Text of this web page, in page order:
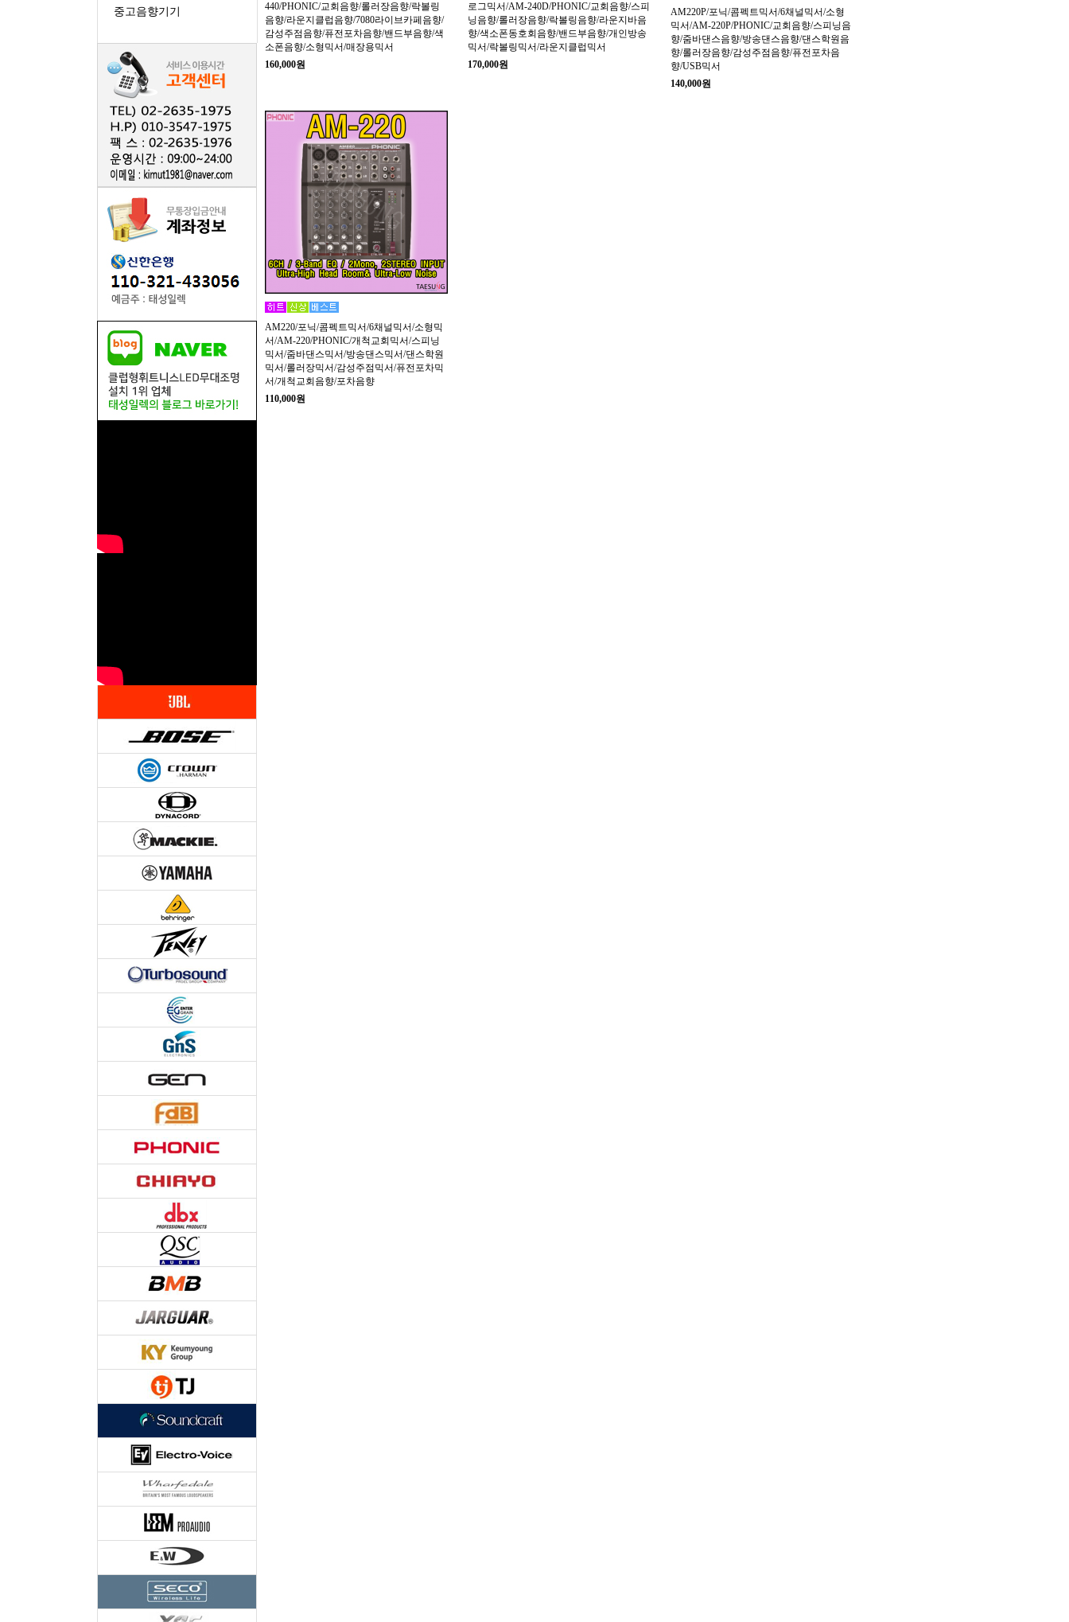
중고음향기기
440/PHONIC/교회음향/롤러장음향/락볼링
음향/라운지클럽음향/7080라이브카페음향/
감성주점음향/퓨전포차음향/밴드부음향/색
소폰음향/소형믹서/매장용믹서
160,000원
로그믹서/AM-240D/PHONIC/교회음향/스피
닝음향/롤러장음향/락볼링음향/라운지바음
향/색소폰동호회음향/밴드부음향/개인방송
믹서/락볼링믹서/라운지클럽믹서
170,000원
AM220P/포닉/콤펙트믹서/6채널믹서/소형
믹서/AM-220P/PHONIC/교회음향/스피닝음
향/줌바댄스음향/방송댄스음향/댄스학원음
향/롤러장음향/감성주점음향/퓨전포차음
향/USB믹서
140,000원
AM220/포닉/콤펙트믹서/6채널믹서/소형믹
서/AM-220/PHONIC/개척교회믹서/스피닝
믹서/줌바댄스믹서/방송댄스믹서/댄스학원
믹서/롤러장믹서/감성주점믹서/퓨전포차믹
서/개척교회음향/포차음향
110,000원